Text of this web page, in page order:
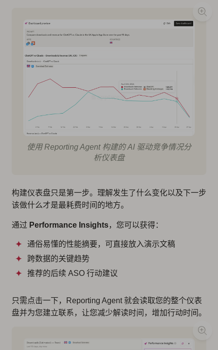
使用 Reporting Agent 构建的 AI 驱动竞争情况分
析仪表盘
构建仪表盘只是第一步。理解发生了什么变化以及下一步
该做什么才是最耗费时间的地方。
通过 Performance Insights，您可以获得：
通俗易懂的性能摘要，可直接放入演示文稿
跨数据的关键趋势
推荐的后续 ASO 行动建议
只需点击一下，Reporting Agent 就会读取您的整个仪表
盘并为您建立联系，让您减少解读时间，增加行动时间。